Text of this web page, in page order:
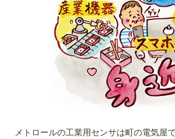
メトロールの工業用センサは町の電気屋